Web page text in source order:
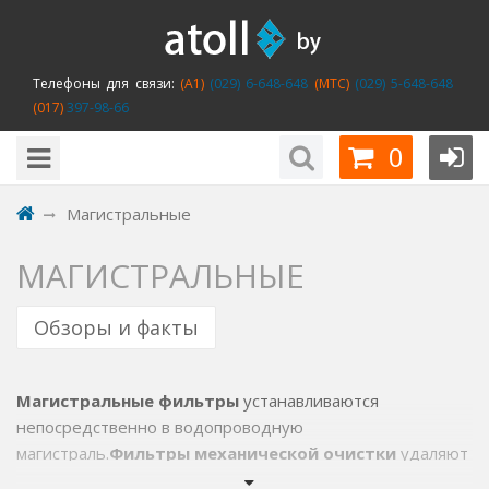
Телефоны для связи: (A1)(029) 6-648-648 (MTC)(029) 5-648-648
(017)397-98-66
0
Магистральные
МАГИСТРАЛЬНЫЕ
Обзоры и факты
Магистральные фильтры устанавливаются
непосредственно в водопроводную
магистраль.Фильтры механической очистки удаляют
из воды механические нерастворимые примеси, такие